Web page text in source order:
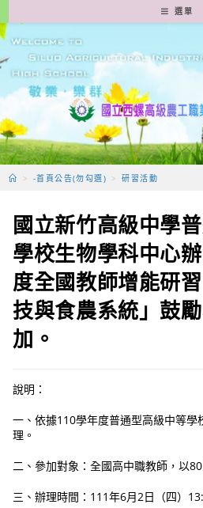
轉
至
要
容
選單
> -首頁公告(勿勾選) > 研習活動
國立新竹高級中學
學校生物學科中心
度全國教師增能研
技與食農系統」鼓
加。
說明：
一、依據110學年度普通型高級中等學
理。
二、參加對象：全國高中職教師，以80
三、辦理時間：111年6月2日（四）